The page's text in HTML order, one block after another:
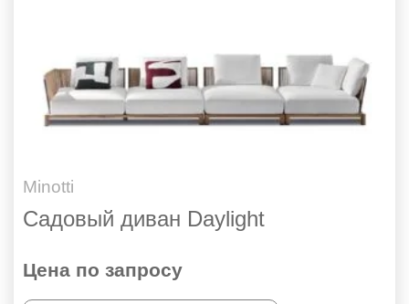
Minotti
Садовый диван Daylight
Цена по запросу